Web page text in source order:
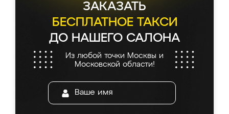
ЗАКАЗАТЬ
БЕСПЛАТНОЕ ТАКСИ
ДО НАШЕГО САЛОНА
Из любой точки Москвы и
Московской области!